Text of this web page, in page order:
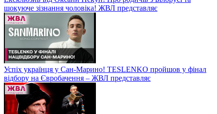
шокуюче зізнання чоловіка! ЖВЛ представляє
Успіх українця у Сан-Марино! TESLENKO пройшов у фінал
відбору на Євробачення – ЖВЛ представляє